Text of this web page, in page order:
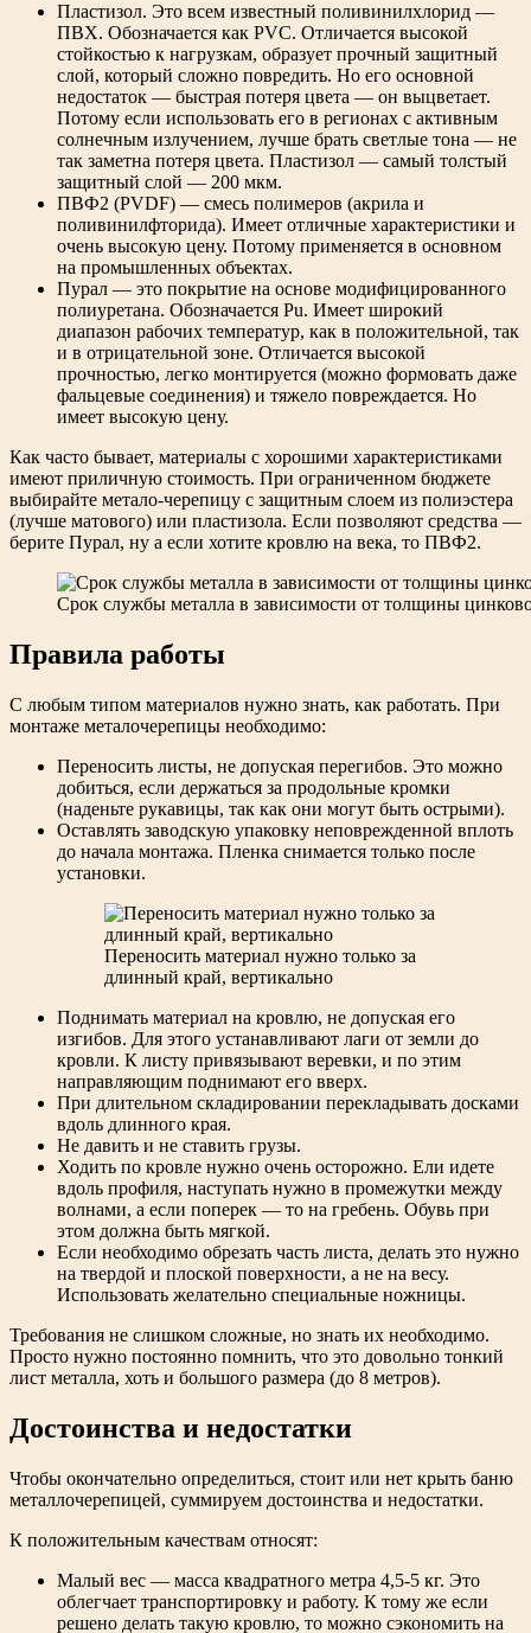
Пластизол. Это всем известный поливинилхлорид —
ПВХ. Обозначается как PVC. Отличается высокой
стойкостью к нагрузкам, образует прочный защитный
слой, который сложно повредить. Но его основной
недостаток — быстрая потеря цвета — он выцветает.
Потому если использовать его в регионах с активным
солнечным излучением, лучше брать светлые тона — не
так заметна потеря цвета. Пластизол — самый толстый
защитный слой — 200 мкм.
ПВФ2 (PVDF) — смесь полимеров (акрила и
поливинилфторида). Имеет отличные характеристики и
очень высокую цену. Потому применяется в основном
на промышленных объектах.
Пурал — это покрытие на основе модифицированного
полиуретана. Обозначается Pu. Имеет широкий
диапазон рабочих температур, как в положительной, так
и в отрицательной зоне. Отличается высокой
прочностью, легко монтируется (можно формовать даже
фальцевые соединения) и тяжело повреждается. Но
имеет высокую цену.
Как часто бывает, материалы с хорошими характеристиками
имеют приличную стоимость. При ограниченном бюджете
выбирайте метало-черепицу с защитным слоем из полиэстера
(лучше матового) или пластизола. Если позволяют средства —
берите Пурал, ну а если хотите кровлю на века, то ПВФ2.
Срок службы металла в зависимости от толщины
Правила работы
С любым типом материалов нужно знать, как работать. При
монтаже металочерепицы необходимо:
Переносить листы, не допуская перегибов. Это можно
добиться, если держаться за продольные кромки
(наденьте рукавицы, так как они могут быть острыми).
Оставлять заводскую упаковку неповрежденной вплоть
до начала монтажа. Пленка снимается только после
установки.
Переносить материал нужно только за
длинный край, вертикально
Поднимать материал на кровлю, не допуская его
изгибов. Для этого устанавливают лаги от земли до
кровли. К листу привязывают веревки, и по этим
направляющим поднимают его вверх.
При длительном складировании перекладывать досками
вдоль длинного края.
Не давить и не ставить грузы.
Ходить по кровле нужно очень осторожно. Ели идете
вдоль профиля, наступать нужно в промежутки между
волнами, а если поперек — то на гребень. Обувь при
этом должна быть мягкой.
Если необходимо обрезать часть листа, делать это нужно
на твердой и плоской поверхности, а не на весу.
Использовать желательно специальные ножницы.
Требования не слишком сложные, но знать их необходимо.
Просто нужно постоянно помнить, что это довольно тонкий
лист металла, хоть и большого размера (до 8 метров).
Достоинства и недостатки
Чтобы окончательно определиться, стоит или нет крыть баню
металлочерепицей, суммируем достоинства и недостатки.
К положительным качествам относят:
Малый вес — масса квадратного метра 4,5-5 кг. Это
облегчает транспортировку и работу. К тому же если
решено делать такую кровлю, то можно сэкономить на